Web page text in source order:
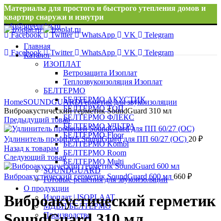
Материалы для простого и быстрого утепления домов и
квартир снаружи и изнутри
info@greenplat.ru
Facebook
Twitter WhatsApp VK
Telegram
8 996 533 10 46
Facebook
Twitter WhatsApp VK Telegram
Главная
Каталог
ИЗОПЛАТ
Ветрозащита Изоплат
Теплозвукоизоляция Изоплат
БЕЛТЕРМО
БЕЛТЕРМО АКУСТИК
БЕЛТЕРМО ТОП
БЕЛТЕРМО ФЛЕКС
БЕЛТЕРМО УЛЬТРА
БЕЛТЕРМО Floor
БЕЛТЕРМО Kombi
БЕЛТЕРМО Room
БЕЛТЕРМО Multi
SOUNDGUARD
Готовые решения для звукоизоляции
О продукции
Изоплат | ISOPLAAT
МДВП БЕЛТЕРМО
Производство
Нажмите, чтобы увеличить
HomeSOUNDGUARDГерметик для звукоизоляции
Виброакустический герметик SoundGuard 310 мл
Предыдущий товар
Удлинитель профилей SoundGuard для ПП 60/27 (ОС) 20 ₽
Назад к товарам
Следующий товар
Виброакустический герметик SoundGuard 600 мл 660 ₽
Виброакустический герметик